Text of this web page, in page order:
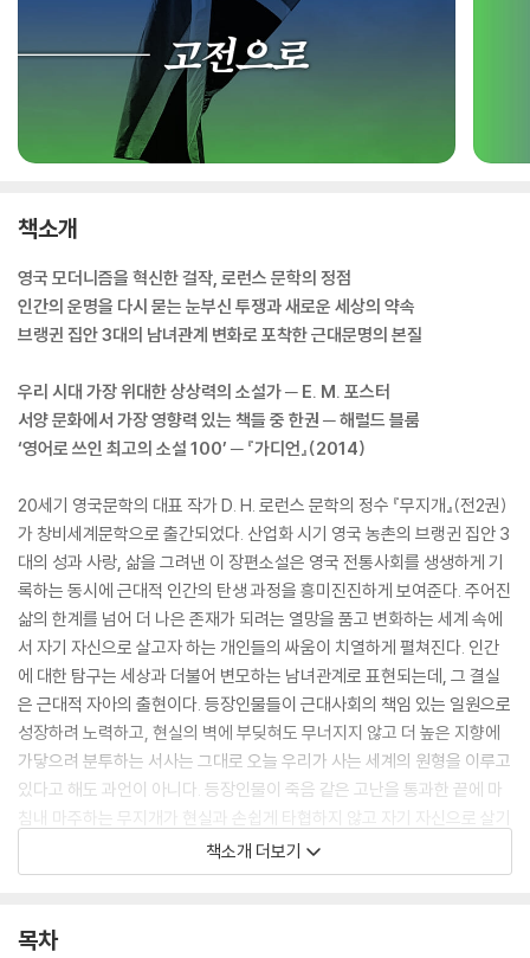
책소개
영국 모더니즘을 혁신한 걸작, 로런스 문학의 정점
인간의 운명을 다시 묻는 눈부신 투쟁과 새로운 세상의 약속
브랭귄 집안 3대의 남녀관계 변화로 포착한 근대문명의 본질
우리 시대 가장 위대한 상상력의 소설가 ─ E. M. 포스터
서양 문화에서 가장 영향력 있는 책들 중 한권 ─ 해럴드 블룸
‘영어로 쓰인 최고의 소설 100’ ─ 『가디언』(2014)
20세기 영국문학의 대표 작가 D. H. 로런스 문학의 정수 『무지개』(전2권)
가 창비세계문학으로 출간되었다. 산업화 시기 영국 농촌의 브랭귄 집안 3
대의 성과 사랑, 삶을 그려낸 이 장편소설은 영국 전통사회를 생생하게 기
록하는 동시에 근대적 인간의 탄생 과정을 흥미진진하게 보여준다. 주어진
삶의 한계를 넘어 더 나은 존재가 되려는 열망을 품고 변화하는 세계 속에
서 자기 자신으로 살고자 하는 개인들의 싸움이 치열하게 펼쳐진다. 인간
에 대한 탐구는 세상과 더불어 변모하는 남녀관계로 표현되는데, 그 결실
은 근대적 자아의 출현이다. 등장인물들이 근대사회의 책임 있는 일원으로
성장하려 노력하고, 현실의 벽에 부딪혀도 무너지지 않고 더 높은 지향에
가닿으려 분투하는 서사는 그대로 오늘 우리가 사는 세계의 원형을 이루고
있다고 해도 과언이 아니다. 등장인물이 죽음 같은 고난을 통과한 끝에 마
침내 마주하는 무지개가 현실과 손쉽게 타협하지 않고 자기 자신으로 살기
위해 애쓰는 오늘의 독자들에게 여전한 감동으로 다가오는 이유다.
순됨을 꿰뚫는 묘사, 고정관념을 넘어서는 대담한 상상력, 삶의 실감을 생
책소개 더보기
목차